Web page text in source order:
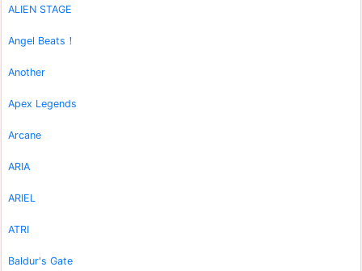
ALIEN STAGE
Angel Beats！
Another
Apex Legends
Arcane
ARIA
ARIEL
ATRI
Baldur's Gate